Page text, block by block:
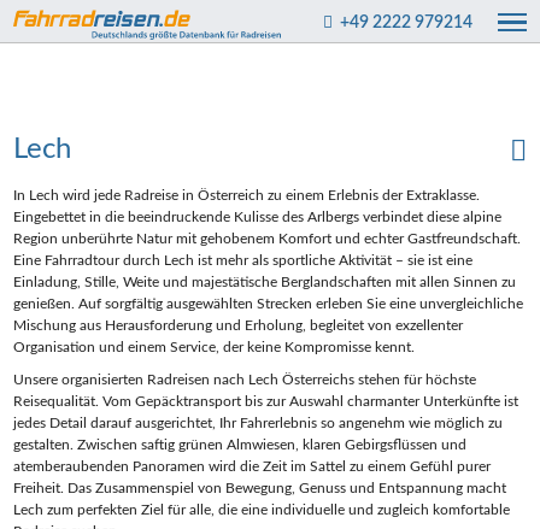
+49 2222 979214
Lech
In Lech wird jede Radreise in Österreich zu einem Erlebnis der Extraklasse.
Eingebettet in die beeindruckende Kulisse des Arlbergs verbindet diese alpine
Region unberührte Natur mit gehobenem Komfort und echter Gastfreundschaft.
Eine Fahrradtour durch Lech ist mehr als sportliche Aktivität – sie ist eine
Einladung, Stille, Weite und majestätische Berglandschaften mit allen Sinnen zu
genießen. Auf sorgfältig ausgewählten Strecken erleben Sie eine unvergleichliche
Mischung aus Herausforderung und Erholung, begleitet von exzellenter
Organisation und einem Service, der keine Kompromisse kennt.
Unsere organisierten Radreisen nach Lech Österreichs stehen für höchste
Reisequalität. Vom Gepäcktransport bis zur Auswahl charmanter Unterkünfte ist
jedes Detail darauf ausgerichtet, Ihr Fahrerlebnis so angenehm wie möglich zu
gestalten. Zwischen saftig grünen Almwiesen, klaren Gebirgsflüssen und
atemberaubenden Panoramen wird die Zeit im Sattel zu einem Gefühl purer
Freiheit. Das Zusammenspiel von Bewegung, Genuss und Entspannung macht
Lech zum perfekten Ziel für alle, die eine individuelle und zugleich komfortable